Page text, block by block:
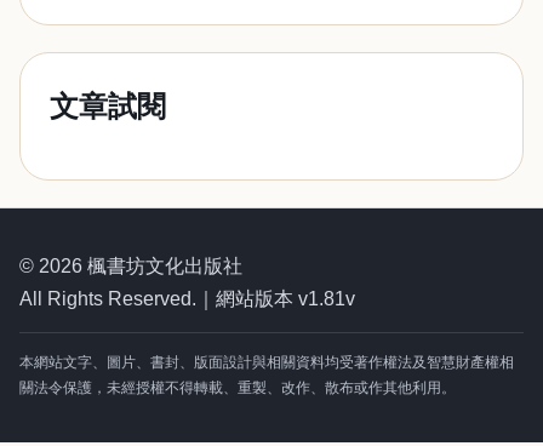
文章試閱
© 2026 楓書坊文化出版社
All Rights Reserved.｜網站版本 v1.81v
本網站文字、圖片、書封、版面設計與相關資料均受著作權法及智慧財產權相
關法令保護，未經授權不得轉載、重製、改作、散布或作其他利用。